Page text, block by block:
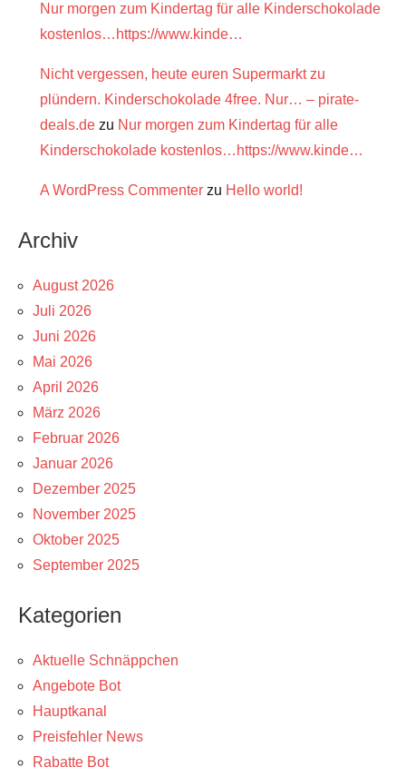
Nur morgen zum Kindertag für alle Kinderschokolade
kostenlos…https://www.kinde…
Nicht vergessen, heute euren Supermarkt zu
plündern. Kinderschokolade 4free. Nur… – pirate-
deals.de zu Nur morgen zum Kindertag für alle
Kinderschokolade kostenlos…https://www.kinde…
A WordPress Commenter zu Hello world!
Archiv
August 2026
Juli 2026
Juni 2026
Mai 2026
April 2026
März 2026
Februar 2026
Januar 2026
Dezember 2025
November 2025
Oktober 2025
September 2025
Kategorien
Aktuelle Schnäppchen
Angebote Bot
Hauptkanal
Preisfehler News
Rabatte Bot